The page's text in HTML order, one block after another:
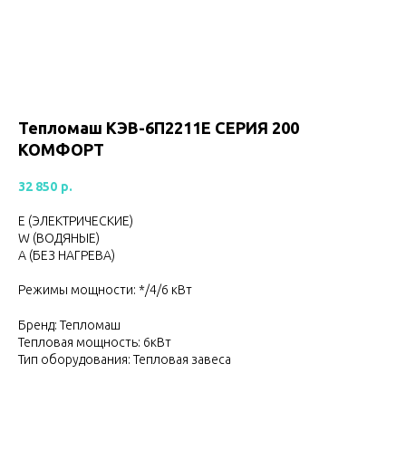
Тепломаш КЭВ-6П2211Е СЕРИЯ 200
КОМФОРТ
32 850 р.
Е (ЭЛЕКТРИЧЕСКИЕ)
W (ВОДЯНЫЕ)
А (БЕЗ НАГРЕВА)
Режимы мощности: */4/6 кВт
Бренд: Тепломаш
Тепловая мощность: 6кВт
Тип оборудования: Тепловая завеса